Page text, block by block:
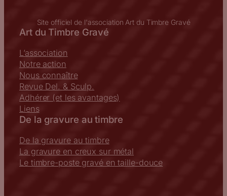
Site officiel de l'association Art du Timbre Gravé
Art du Timbre Gravé
L’association
Notre action
Nous connaître
Revue Del. & Sculp.
Adhérer (et les avantages)
Liens
De la gravure au timbre
De la gravure au timbre
La gravure en creux sur métal
Le timbre-poste gravé en taille-douce